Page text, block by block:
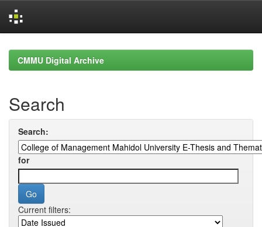
navigationCMMU Digital Archive
Search
Search:
for
Current filters: